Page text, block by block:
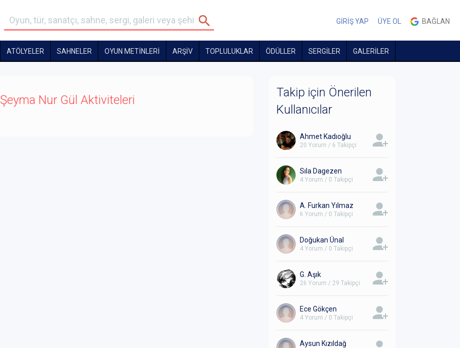
GİRİŞ YAP ÜYE OL BAĞLAN
ATÖLYELER SAHNELER OYUN METİNLERİ ARŞİV TOPLULUKLAR ÖDÜLLER SERGİLER GALERİLER
Şeyma Nur Gül Aktiviteleri
Takip için Önerilen
Kullanıcılar
Ahmet Kadıoğlu
20 Yorum / 6 Takipçi
Sıla Dagezen
4 Yorum / 0 Takipçi
A. Furkan Yılmaz
6 Yorum / 0 Takipçi
Doğukan Ünal
4 Yorum / 0 Takipçi
G. Aşık
26 Yorum / 29 Takipçi
Ece Gökçen
4 Yorum / 0 Takipçi
Aysun Kızıldağ